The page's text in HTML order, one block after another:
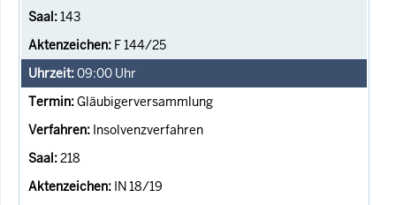
143
F 144/25
09:00 Uhr
Gläubigerversammlung
Insolvenzverfahren
218
IN 18/19